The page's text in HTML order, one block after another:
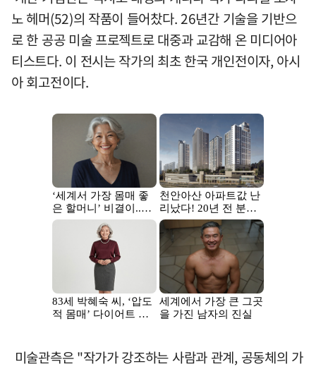
노 헤머(52)의 작품이 들어찼다. 26년간 기술을 기반으
로 한 공공 미술 프로젝트로 대중과 교감해 온 미디어아
티스트다. 이 전시는 작가의 최초 한국 개인전이자, 아시
아 회고전이다.
미술관측은 "작가가 강조하는 사람과 관계, 공동체의 가